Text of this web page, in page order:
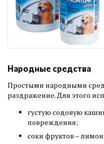
Народные средства
Простыми народными
раздражение. Для этого
густую содовую
повреждения;
соки фруктов –